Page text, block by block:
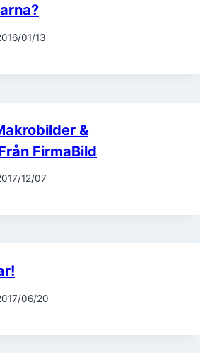
01/13
&
FirmaBild
12/07
06/20